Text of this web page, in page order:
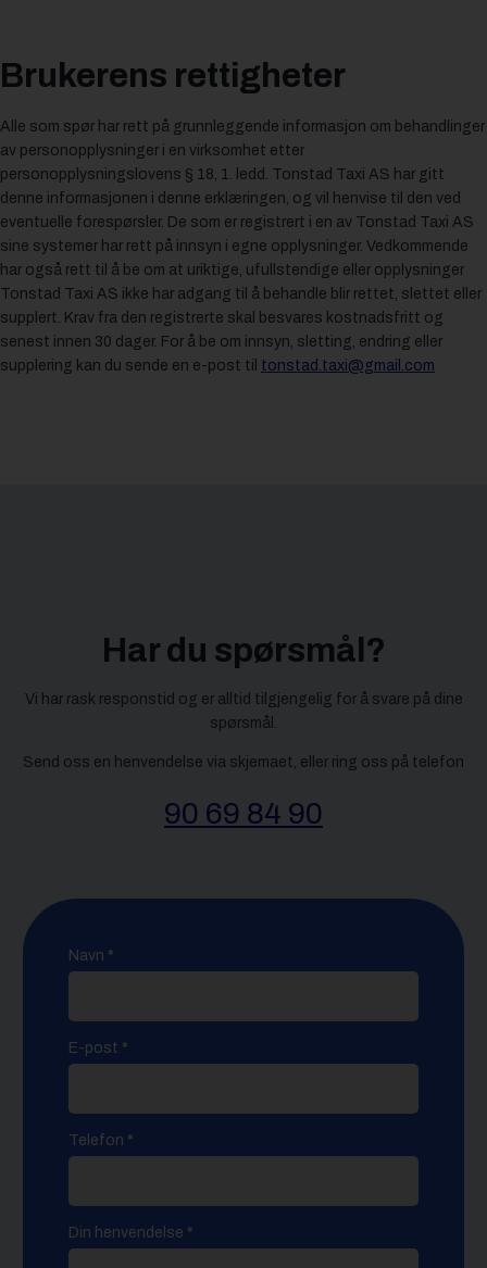
Brukerens rettigheter
Alle som spør har rett på grunnleggende informasjon om behandlinger
av personopplysninger i en virksomhet etter
personopplysningslovens § 18, 1. ledd. Tonstad Taxi AS har gitt
denne informasjonen i denne erklæringen, og vil henvise til den ved
eventuelle forespørsler. De som er registrert i en av Tonstad Taxi AS
sine systemer har rett på innsyn i egne opplysninger. Vedkommende
har også rett til å be om at uriktige, ufullstendige eller opplysninger
Tonstad Taxi AS ikke har adgang til å behandle blir rettet, slettet eller
supplert. Krav fra den registrerte skal besvares kostnadsfritt og
senest innen 30 dager. For å be om innsyn, sletting, endring eller
supplering kan du sende en e-post til tonstad.taxi@gmail.com
Har du spørsmål?
​Vi har rask responstid og er alltid ​tilgjengelig for å svare på dine
spørsmål.
Send oss en henvendelse via skjemaet, eller ring oss på telefon
90 69 84 90
kontaktskjema
Navn *
E-post *
Telefon *
Din henvendelse *